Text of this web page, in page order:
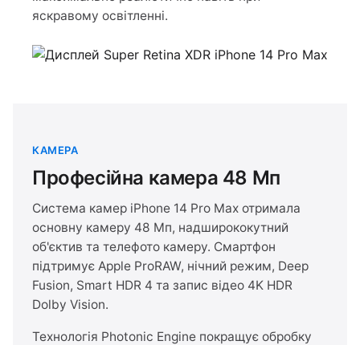
яскравому освітленні.
КАМЕРА
Професійна камера 48 Мп
Система камер iPhone 14 Pro Max отримала
основну камеру 48 Мп, надширококутний
об'єктив та телефото камеру. Смартфон
підтримує Apple ProRAW, нічний режим, Deep
Fusion, Smart HDR 4 та запис відео 4K HDR
Dolby Vision.
Технологія Photonic Engine покращує обробку